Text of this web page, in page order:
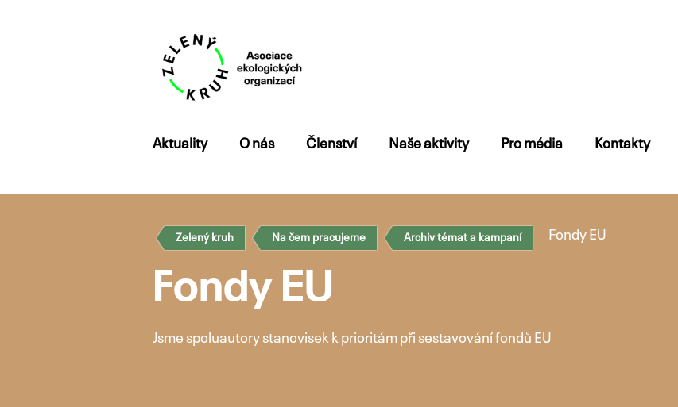
Aktuality O nás Členství Naše aktivity Pro média Kontakty
Přejít
Zelený kruh Na čem pracujeme Archiv témat a kampaní Fondy EU
Fondy EU
Jsme spoluautory stanovisek k prioritám při sestavování fondů EU